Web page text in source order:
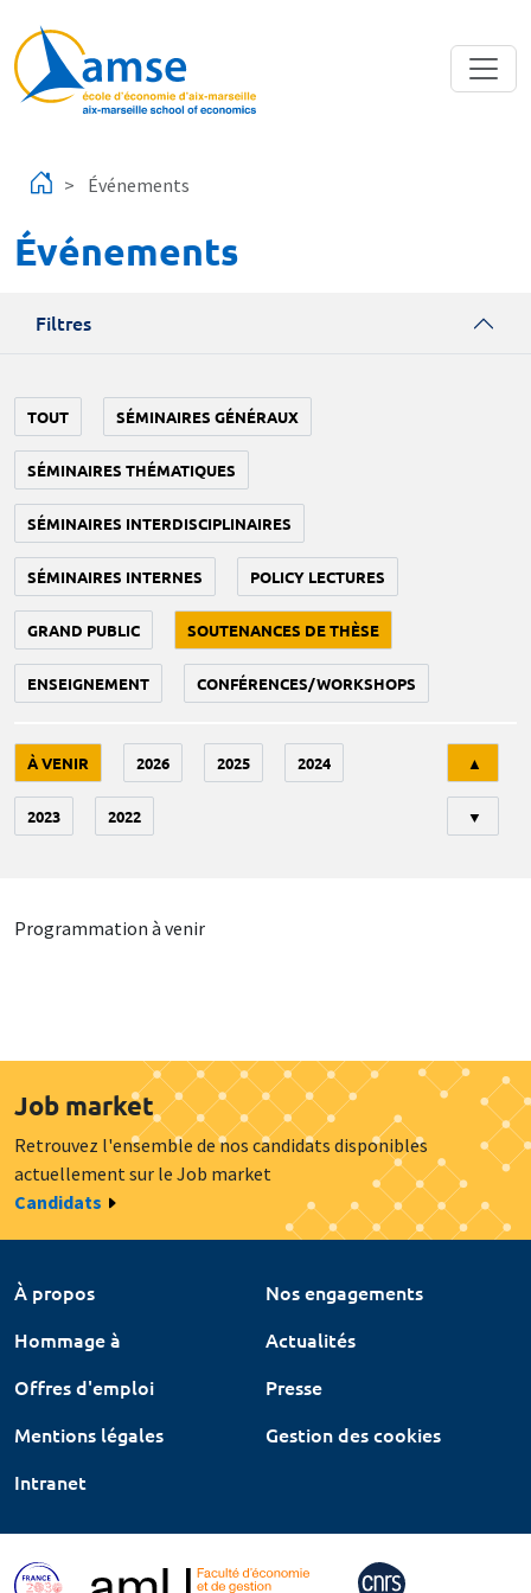
Événements
Événements
Filtres
TOUT SÉMINAIRES GÉNÉRAUX
SÉMINAIRES THÉMATIQUES
SÉMINAIRES INTERDISCIPLINAIRES
SÉMINAIRES INTERNES POLICY LECTURES
GRAND PUBLIC SOUTENANCES DE THÈSE
ENSEIGNEMENT CONFÉRENCES/WORKSHOPS
À VENIR 2026 2025 2024
2023 2022
▲
▼
Programmation à venir
Job market
Retrouvez l'ensemble de nos candidats disponibles
actuellement sur le Job market
Candidats
À propos
Nos engagements
Hommage à
Actualités
Offres d'emploi
Presse
Mentions légales
Gestion des cookies
Intranet